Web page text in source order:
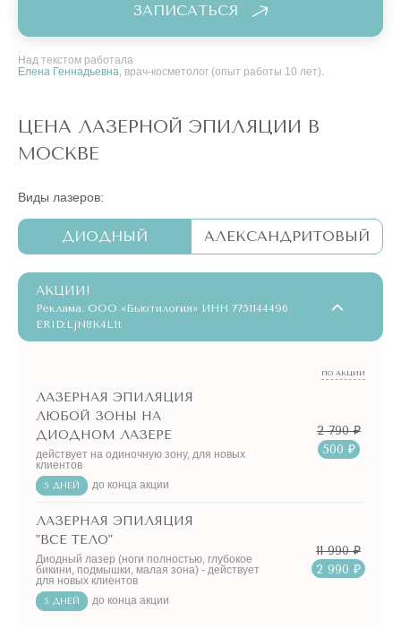
Удаление волос на шее актуально для:
женщин с заметными волосками сзади на шее, которые
портят эстетику причесок;
девушек с чувствительной кожей, склонной к
раздражениям после бритья;
ежедневного бритья;
людей, страдающих от вросших волосков после
эпиляции.
Лазерная эпиляция шеи для мужчин и женщин в сети
с волосками на шее раз и навсегда!
ЗАПИСАТЬСЯ
Над текстом работала
Елена Геннадьевна, врач-косметолог (опыт работы 10 лет).
ЦЕНА ЛАЗЕРНОЙ ЭПИЛЯЦИИ В
МОСКВЕ
Виды лазеров:
ДИОДНЫЙ АЛЕКСАНДРИТОВЫЙ
АКЦИИ!
Реклама. ООО «Бьютилогия» ИНН 7751144496
ERID:LjN8K4L1t
ПО АКЦИИ
ЛАЗЕРНАЯ ЭПИЛЯЦИЯ
ЛЮБОЙ ЗОНЫ НА
ДИОДНОМ ЛАЗЕРЕ
действует на одиночную зону, для новых
клиентов
5 ДНЕЙ до конца акции
2 790 ₽
500 ₽
ЛАЗЕРНАЯ ЭПИЛЯЦИЯ
"ВСЕ ТЕЛО"
Диодный лазер (ноги полностью, глубокое
бикини, подмышки, малая зона) - действует
для новых клиентов
5 ДНЕЙ до конца акции
11 990 ₽
2 990 ₽